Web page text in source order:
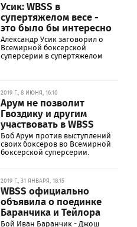
Усик: WBSS в
супертяжелом весе -
это было бы интересно
Александр Усик заговорил о
Всемирной боксерской
суперсерии в супертяжелом
2019 Г., 8 ИЮНЯ, 16:10
Арум не позволит
Гвоздику и другим
участвовать в WBSS
Боб Арум против выступлений
своих боксеров во Всемирной
боксерской суперсерии.
2019 Г., 31 ЯНВАРЯ, 18:15
WBSS официально
объявила о поединке
Баранчика и Тейлора
Бой Иван Баранчик - Джош